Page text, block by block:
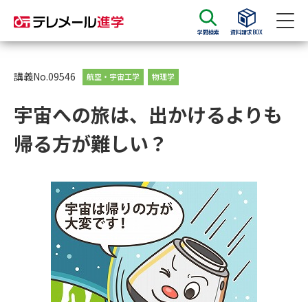
学問検索 資料請求BOX
資料請求
大学・短大の資料種類から請求
総合型選抜・学校推薦型選抜 募
集要項＆願書
大学入学共通テスト利用選抜の
募集要項＆願書
大学・短大以外の資料から請求
講義No.09546 航空・宇宙工学 物理学
宇宙への旅は、出かけるよりも
帰る方が難しい？